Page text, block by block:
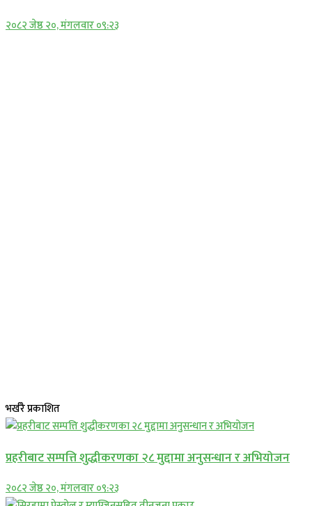
२०८२ जेष्ठ २०, मंगलवार ०९:२३
भर्खरै प्रकाशित
प्रहरीबाट सम्पत्ति शुद्धीकरणका २८ मुद्दामा अनुसन्धान र अभियोजन
२०८२ जेष्ठ २०, मंगलवार ०९:२३